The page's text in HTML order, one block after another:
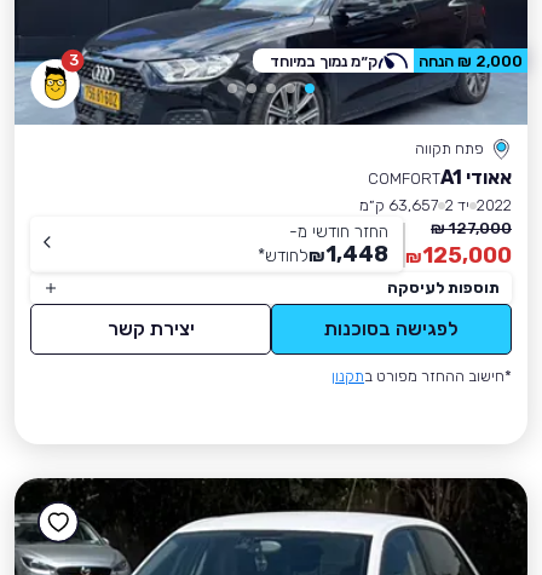
3
פתח תקווה
אאודי A1
COMFORT
2022 יד 2
63,657 ק״מ
127,000 ₪
125,000
₪
החזר חודשי מ-
1,448
₪לחודש*
תוספות לעיסקה
לפגישה בסוכנות יצירת קשר
*חישוב ההחזר מפורט בתקנון
2,000 ₪ הנחה ק״מ נמוך במיוחד